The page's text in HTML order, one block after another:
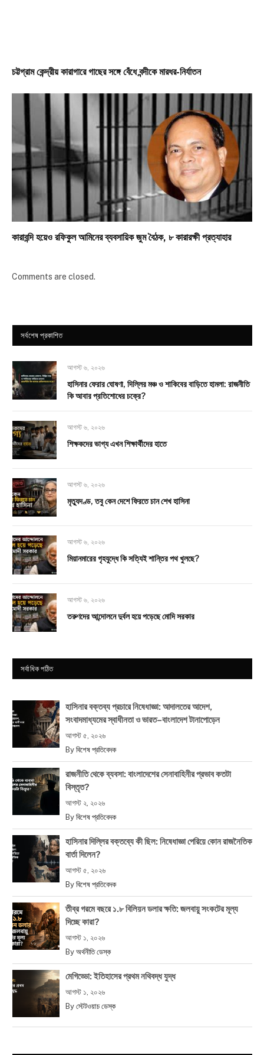
চট্টগ্রাম কেন্দ্রীয় কারাগারে গাছের সঙ্গে বেঁধে বন্দীকে মারধর-নির্যাতন
কারাবন্দি হয়েও রফিকুল আমিনের ব্যবসায়িক জুম বৈঠক, ৮ কারারক্ষী প্রত্যাহার
Comments are closed.
সর্বশেষ প্রকাশিত
আগস্ট ৬, ২০২৬
হাসিনার ফেরার ঘোষণা, দিল্লির মঞ্চ ও শাকিবের বাড়িতে হামলা: রাজনীতি
কি আবার প্রতিশোধের চক্রে?
আগস্ট ৬, ২০২৬
শিক্ষকদের ভাগ্য এখন শিক্ষার্থীদের হাতে
আগস্ট ৬, ২০২৬
মৃত্যুদণ্ড, তবু কেন দেশে ফিরতে চান শেখ হাসিনা
আগস্ট ৬, ২০২৬
মিয়ানমারের গৃহযুদ্ধে কি সত্যিই শান্তির পথ খুলছে?
আগস্ট ৬, ২০২৬
তরুণদের আন্দোলনে দুর্বল হয়ে পড়েছে মোদি সরকার
সর্বাধিক পঠিত
হাসিনার বক্তব্য প্রচারে নিষেধাজ্ঞা: আদালতের আদেশ,
সংবাদমাধ্যমের স্বাধীনতা ও ভারত–বাংলাদেশ টানাপোড়েন
আগস্ট ৫, ২০২৬
By বিশেষ প্রতিবেদক
রাজনীতি থেকে ব্যবসা: বাংলাদেশের সেনাবাহিনীর প্রভাব কতটা
বিস্তৃত?
আগস্ট ২, ২০২৬
By বিশেষ প্রতিবেদক
হাসিনার দিল্লির বক্তব্যে কী ছিল: নিষেধাজ্ঞা পেরিয়ে কোন রাজনৈতিক
বার্তা দিলেন?
আগস্ট ৫, ২০২৬
By বিশেষ প্রতিবেদক
তীব্র গরমে বছরে ১.৮ বিলিয়ন ডলার ক্ষতি: জলবায়ু সংকটের মূল্য
দিচ্ছে কারা?
আগস্ট ১, ২০২৬
By অর্থনীতি ডেস্ক
মেগিড্ডো: ইতিহাসের প্রথম নথিবদ্ধ যুদ্ধ
আগস্ট ১, ২০২৬
By স্টেটওয়াচ ডেস্ক